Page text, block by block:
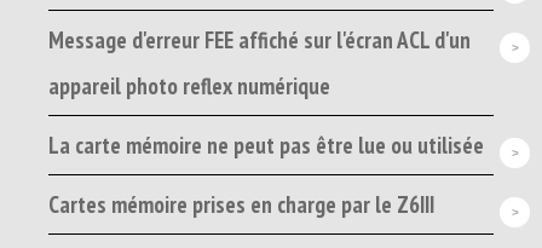
Message d'erreur FEE affiché sur l'écran ACL d'un
appareil photo reflex numérique
La carte mémoire ne peut pas être lue ou utilisée
Cartes mémoire prises en charge par le Z6III